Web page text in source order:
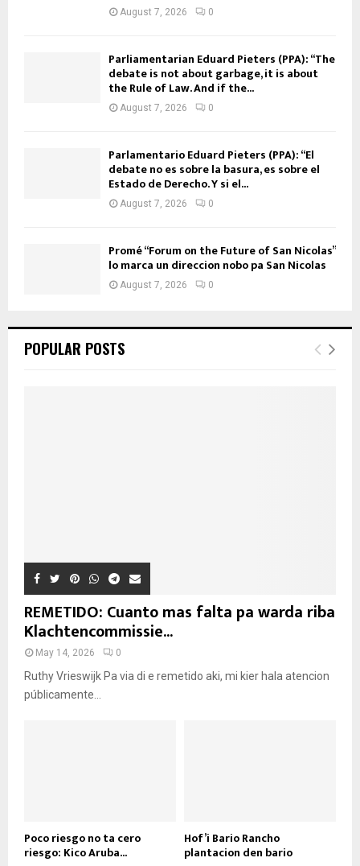
August 7, 2026 0
Parliamentarian Eduard Pieters (PPA): “The
debate is not about garbage, it is about
the Rule of Law. And if the...
August 7, 2026 0
Parlamentario Eduard Pieters (PPA): “El
debate no es sobre la basura, es sobre el
Estado de Derecho. Y si el...
August 7, 2026 0
Promé “Forum on the Future of San Nicolas”
lo marca un direccion nobo pa San Nicolas
August 7, 2026 0
POPULAR POSTS
REMETIDO: Cuanto mas falta pa warda riba
Klachtencommissie...
May 14, 2026 0
Ruthy Vrieswijk Pa via di e remetido aki, mi kier hala atencion
públicamente...
Poco riesgo no ta cero
riesgo: Kico Aruba...
Hof’i Bario Rancho
plantacion den bario